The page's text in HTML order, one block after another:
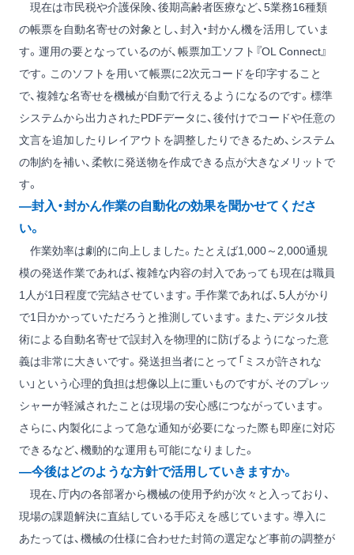
現在は市民税や介護保険、後期高齢者医療など、5業務16種類
の帳票を自動名寄せの対象とし、封入・封かん機を活用していま
す。運用の要となっているのが、帳票加工ソフト『OL Connect』
です。このソフトを用いて帳票に2次元コードを印字すること
で、複雑な名寄せを機械が自動で行えるようになるのです。標準
システムから出力されたPDFデータに、後付けでコードや任意の
文言を追加したりレイアウトを調整したりできるため、システム
の制約を補い、柔軟に発送物を作成できる点が大きなメリットで
す。
―封入・封かん作業の自動化の効果を聞かせてくださ
い。
作業効率は劇的に向上しました。たとえば1,000～2,000通規
模の発送作業であれば、複雑な内容の封入であっても現在は職員
1人が1日程度で完結させています。手作業であれば、5人がかり
で1日かかっていただろうと推測しています。また、デジタル技
術による自動名寄せで誤封入を物理的に防げるようになった意
義は非常に大きいです。発送担当者にとって「ミスが許されな
い」という心理的負担は想像以上に重いものですが、そのプレッ
シャーが軽減されたことは現場の安心感につながっています。
さらに、内製化によって急な通知が必要になった際も即座に対応
できるなど、機動的な運用も可能になりました。
―今後はどのような方針で活用していきますか。
現在、庁内の各部署から機械の使用予約が次々と入っており、
現場の課題解決に直結している手応えを感じています。導入に
あたっては、機械の仕様に合わせた封筒の選定など事前の調整が